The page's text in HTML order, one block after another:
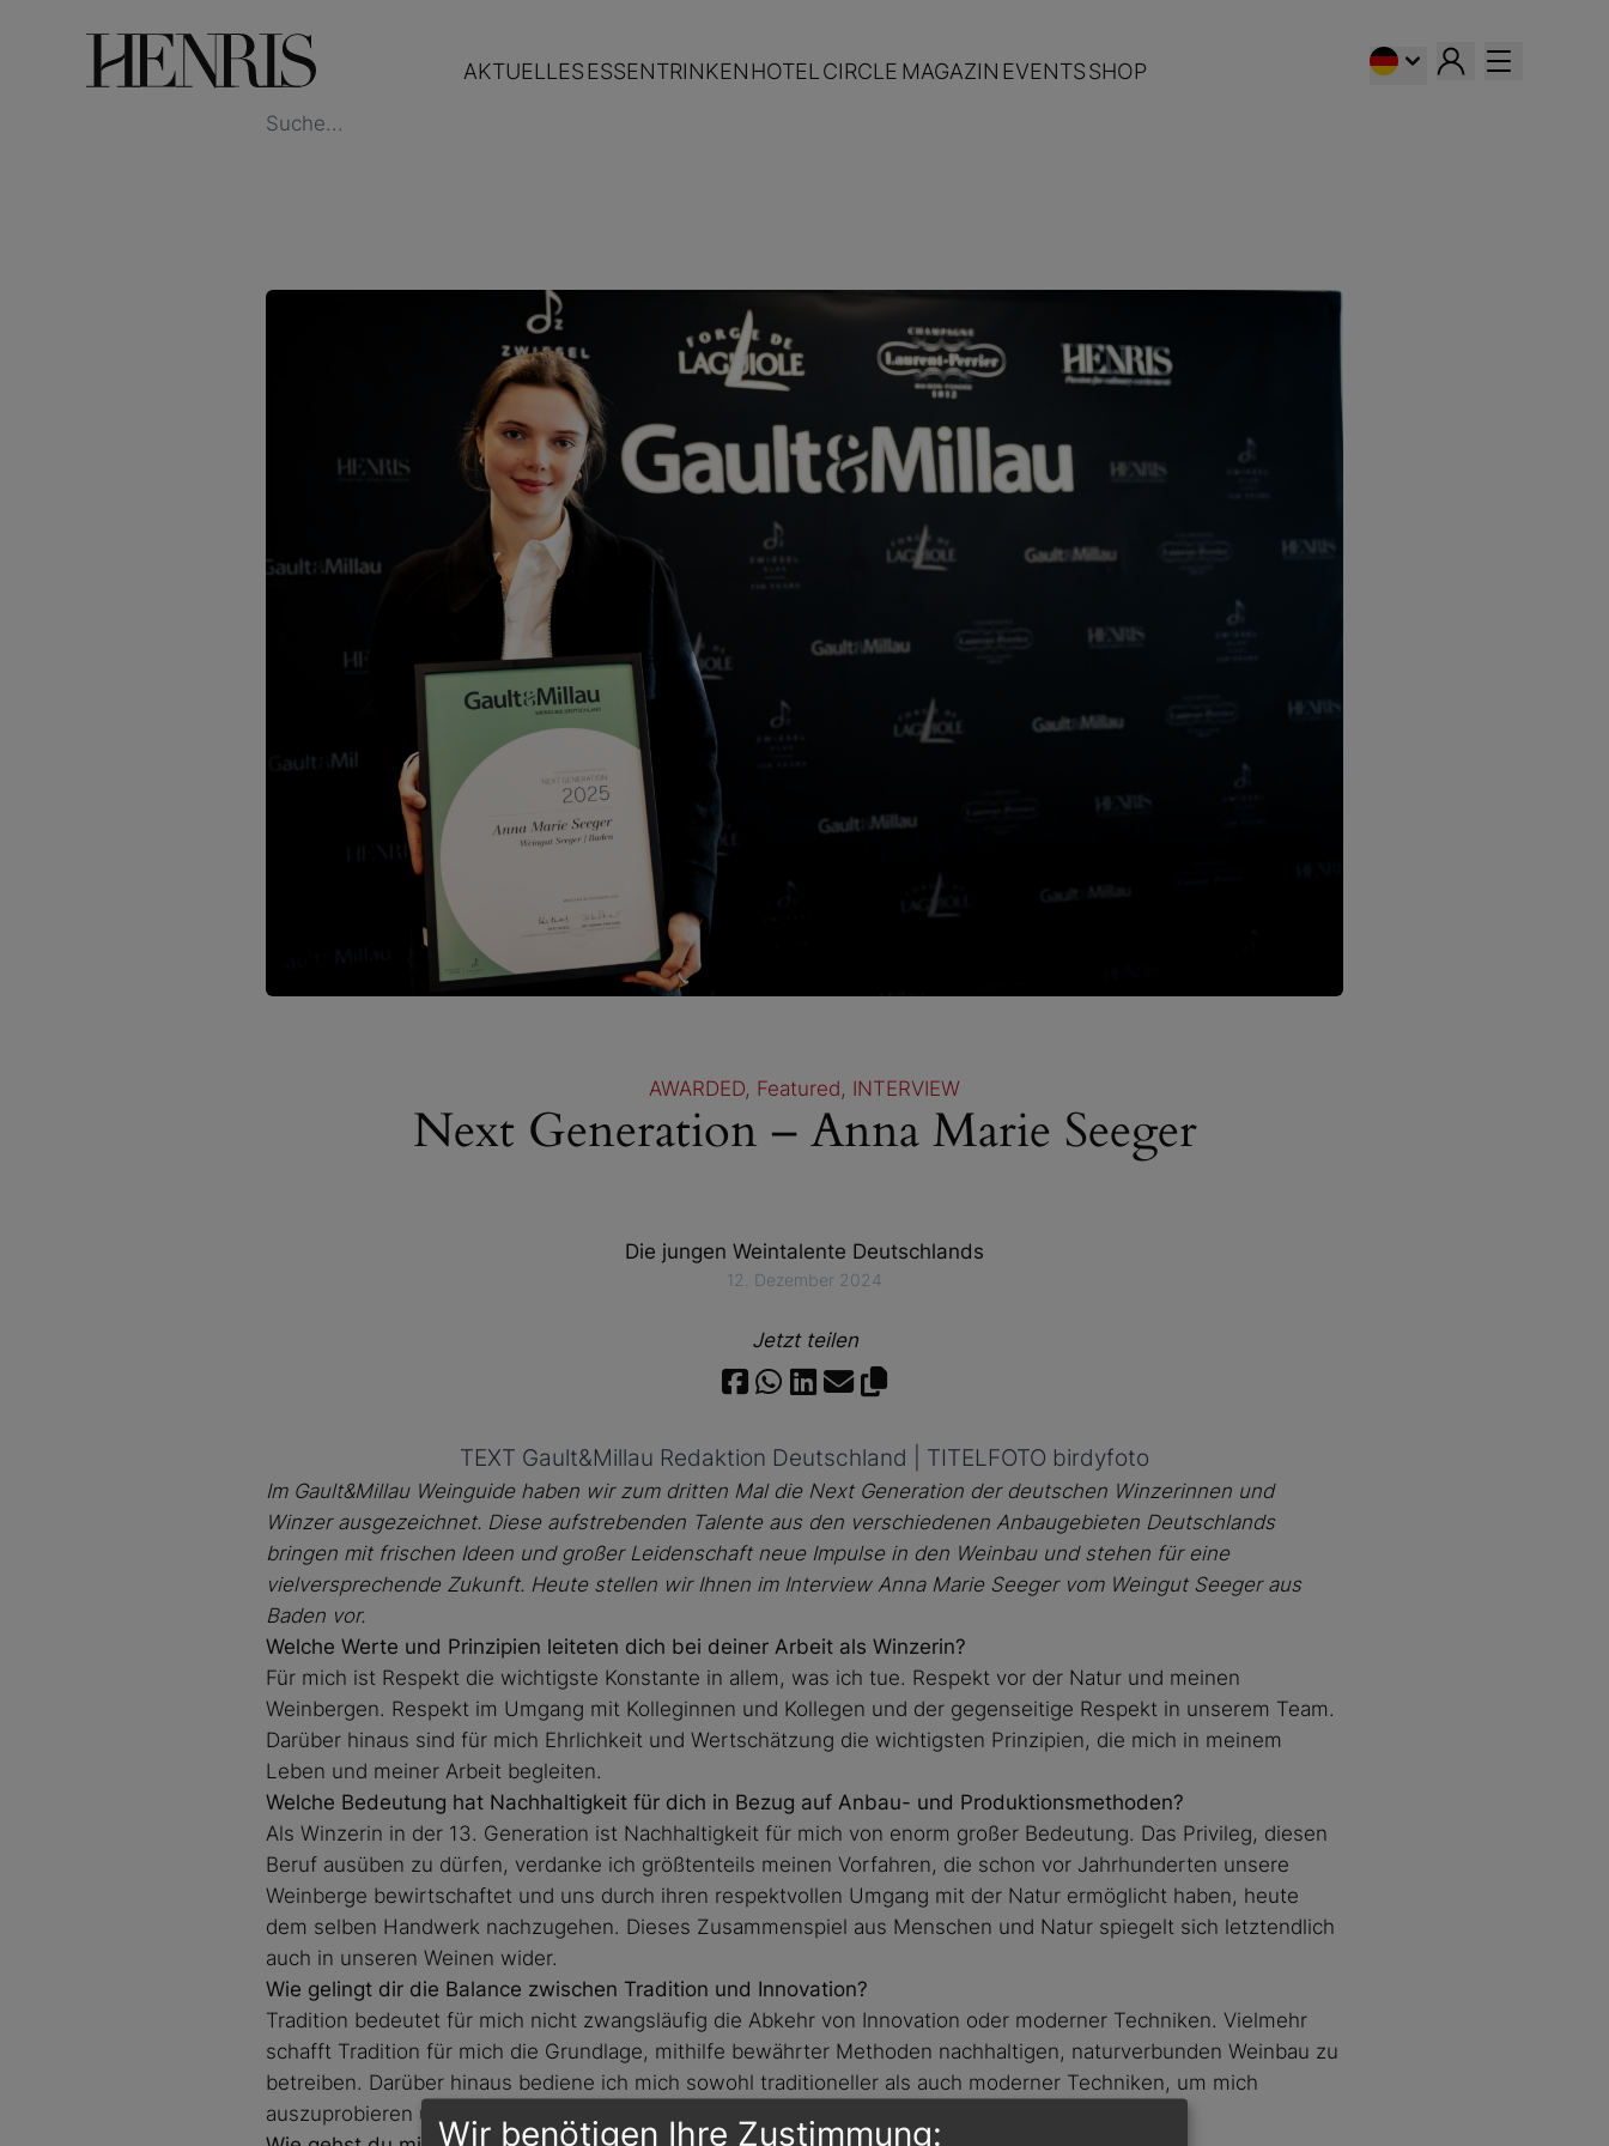
AKTUELLESESSENTRINKENHOTELCIRCLE MAGAZIN EVENTSSHOP
AWARDED, Featured, INTERVIEW
Next Generation – Anna Marie Seeger
Die jungen Weintalente Deutschlands
12. Dezember 2024
Jetzt teilen
TEXT Gault&Millau Redaktion Deutschland | TITELFOTO birdyfoto
Im Gault&Millau Weinguide haben wir zum dritten Mal die Next Generation der deutschen Winzerinnen und
Winzer ausgezeichnet. Diese aufstrebenden Talente aus den verschiedenen Anbaugebieten Deutschlands
bringen mit frischen Ideen und großer Leidenschaft neue Impulse in den Weinbau und stehen für eine
vielversprechende Zukunft. Heute stellen wir Ihnen im Interview Anna Marie Seeger vom Weingut Seeger aus
Baden vor.
Welche Werte und Prinzipien leiteten dich bei deiner Arbeit als Winzerin?
Für mich ist Respekt die wichtigste Konstante in allem, was ich tue. Respekt vor der Natur und meinen
Weinbergen. Respekt im Umgang mit Kolleginnen und Kollegen und der gegenseitige Respekt in unserem Team.
Darüber hinaus sind für mich Ehrlichkeit und Wertschätzung die wichtigsten Prinzipien, die mich in meinem
Leben und meiner Arbeit begleiten.
Welche Bedeutung hat Nachhaltigkeit für dich in Bezug auf Anbau- und Produktionsmethoden?
Als Winzerin in der 13. Generation ist Nachhaltigkeit für mich von enorm großer Bedeutung. Das Privileg, diesen
Beruf ausüben zu dürfen, verdanke ich größtenteils meinen Vorfahren, die schon vor Jahrhunderten unsere
Weinberge bewirtschaftet und uns durch ihren respektvollen Umgang mit der Natur ermöglicht haben, heute
dem selben Handwerk nachzugehen. Dieses Zusammenspiel aus Menschen und Natur spiegelt sich letztendlich
auch in unseren Weinen wider.
Wie gelingt dir die Balance zwischen Tradition und Innovation?
Tradition bedeutet für mich nicht zwangsläufig die Abkehr von Innovation oder moderner Techniken. Vielmehr
schafft Tradition für mich die Grundlage, mithilfe bewährter Methoden nachhaltigen, naturverbunden Weinbau zu
betreiben. Darüber hinaus bediene ich mich sowohl traditioneller als auch moderner Techniken, um mich
auszuprobieren und dann letztendlich Weine zu kreieren, in denen ich mich selbst wiederfinde.
Wir benötigen Ihre Zustimmung: